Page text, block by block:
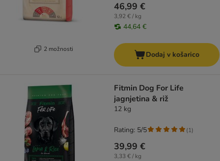
2 možnosti
46,99 €
3,92 € / kg
44,64 €
Dodaj v košarico
Fitmin Dog For Life
jagnjetina & riž
12 kg
39,99 €
3,33 € / kg
Rating: 5/5 (1)